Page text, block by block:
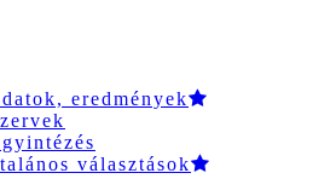
eredmények
választások